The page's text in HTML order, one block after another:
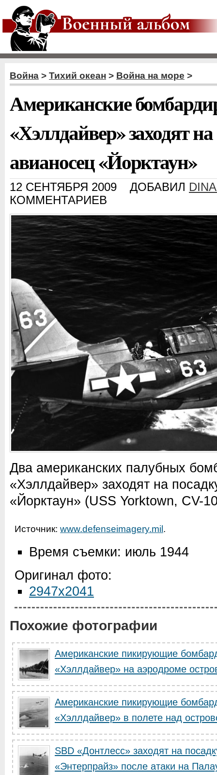
Война > Тихий океан > Война на море >
Американские
«Хэллдайвер» заходят
авианосец «Йорктаун»
12 СЕНТЯБРЯ 2009 ДОБАВИЛ
КОММЕНТАРИЕВ
Два американских палубных
«Хэллдайвер» заходят на
«Йорктаун» (USS Yorktown, CV-
Источник: www.defenseimagery.mil .
Время съемки: июль 1944
Оригинал фото:
2947x2041
Похожие фотографии
Американские пикирующие
«Хэллдайвер» на аэродроме
Американские пикирующие
«Хэллдайвер» в полете над
SBD «Донтлесс» заходят на
«Энтерпрайз» после атаки на